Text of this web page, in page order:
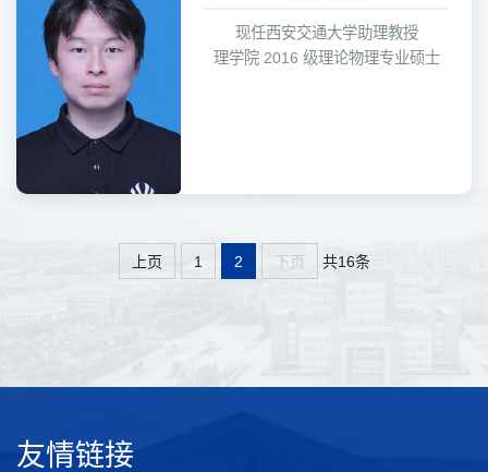
现任西安交通大学助理教授
理学院 2016 级理论物理专业硕士
上页 1 2 下页 共16条
友情链接